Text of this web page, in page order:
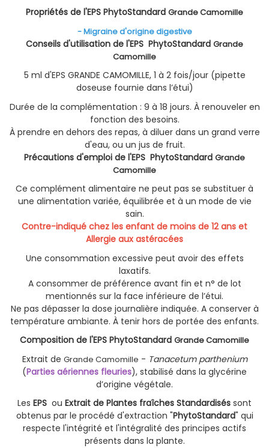
Propriétés de l'EPS PhytoStandard Grande Camomille
- Migraine d'origine digestive
Conseils d'utilisation de l'EPS PhytoStandard Grande
Camomille
5 ml d'EPS GRANDE CAMOMILLE, 1 à 2 fois/jour (pipette
doseuse fournie dans l’étui)
Durée de la complémentation : 9 à 18 jours. À renouveler en
fonction des besoins.
À prendre en dehors des repas, à diluer dans un grand verre
d'eau, ou un jus de fruit.
Précautions d'emploi de l'EPS PhytoStandard Grande
Camomille
Ce complément alimentaire ne peut pas se substituer à
une alimentation variée, équilibrée et à un mode de vie
sain.
Contre-indiqué chez les enfant de moins de 12 ans et
Allergie aux astéracées
Une consommation excessive peut avoir des effets
laxatifs.
A consommer de préférence avant fin et n° de lot
mentionnés sur la face inférieure de l’étui.
Ne pas dépasser la dose journalière indiquée. A conserver à
température ambiante. À tenir hors de portée des enfants.
Composition de l'EPS PhytoStandard Grande Camomille
Extrait de Grande Camomille - Tanacetum parthenium
(Parties aériennes fleuries), stabilisé dans la glycérine
d’origine végétale.
Les EPS ou Extrait de Plantes fraîches Standardisés sont
obtenus par le procédé d'extraction "PhytoStandard" qui
respecte l'intégrité et l'intégralité des principes actifs
présents dans la plante.